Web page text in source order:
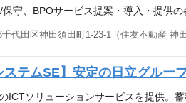
守、BPOサービス提案・導入・提供
(2人月)～大規模(100人月以上)まで
案から実行管理、また、若手社員の
SQLServer等)を用いた業務アプリケ
実施経験 ④プロジェクトマネジメント
代田区神田須田町1-23-1（住友不動産 神
テムSE】安定の日立グルー
ICTソリューションサービスを提供。